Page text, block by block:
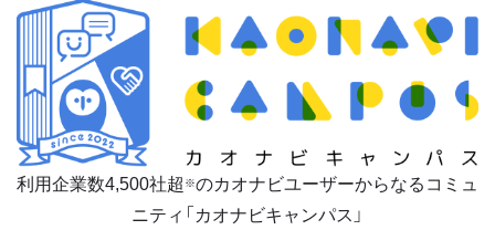
利用企業数4,500社超 ※のカオナビユーザーからなるコミュ
ニティ「カオナビキャンパス」